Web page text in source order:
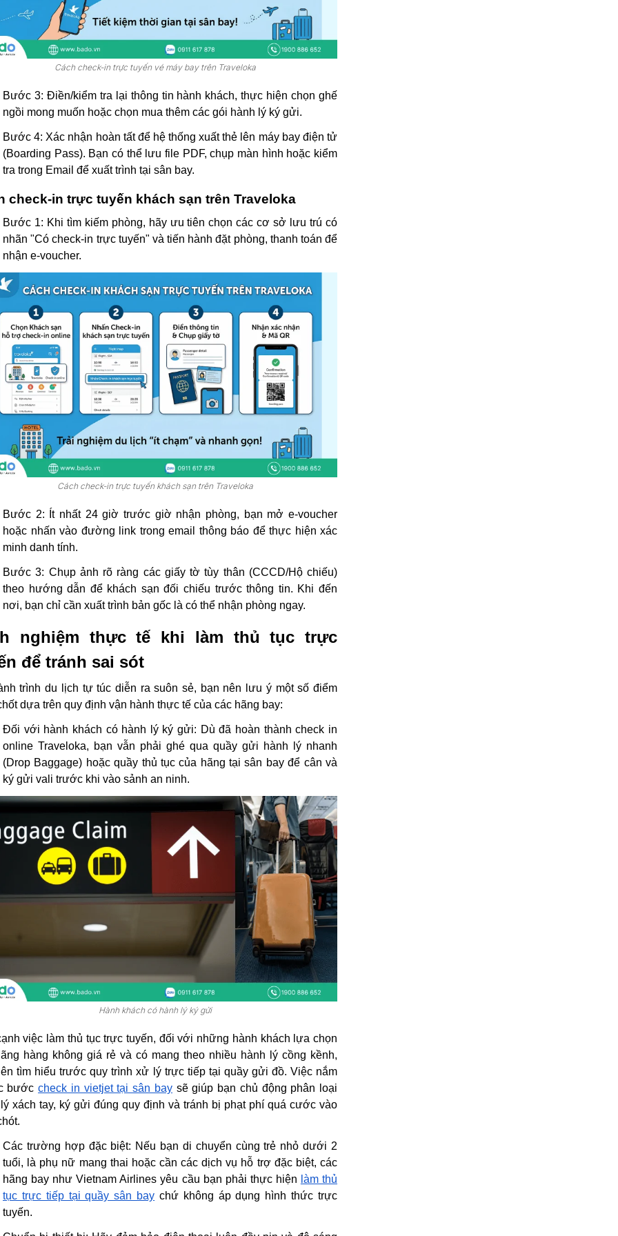
Cách check-in trực tuyến vé máy bay trên Traveloka
Bước 3: Điền/kiểm tra lại thông tin hành khách, thực hiện chọn ghế
ngồi mong muốn hoặc chọn mua thêm các gói hành lý ký gửi.
Bước 4: Xác nhận hoàn tất để hệ thống xuất thẻ lên máy bay điện tử
(Boarding Pass). Bạn có thể lưu file PDF, chụp màn hình hoặc kiểm
tra trong Email để xuất trình tại sân bay.
check-in trực tuyến khách sạn trên Traveloka
Bước 1: Khi tìm kiếm phòng, hãy ưu tiên chọn các cơ sở lưu trú có
nhãn"Có check-in trực tuyến" và tiến hành đặt phòng, thanh toán để
nhận e-voucher.
Cách check-in trực tuyến khách sạn trên Traveloka
Bước 2: Ít nhất 24 giờ trước giờ nhận phòng, bạn mở e-voucher
hoặc nhấn vào đường link trong email thông báo để thực hiện xác
minh danh tính.
Bước 3: Chụp ảnh rõ ràng các giấy tờ tùy thân (CCCD/Hộ chiếu)
theo hướng dẫn để khách sạn đối chiếu trước thông tin. Khi đến
nơi, bạn chỉ cần xuất trình bản gốc là có thể nhận phòng ngay.
nghiệm thực tế khi làm thủ tục trực
để tránh sai sót
trình du lịch tự túc diễn ra suôn sẻ, bạn nên lưu ý một số điểm
dựa trên quy định vận hành thực tế của các hãng bay:
Đối với hành khách có hành lý ký gửi: Dù đã hoàn thànhcheck in
online Traveloka, bạn vẫn phải ghé qua quầy gửi hành lý nhanh
(Drop Baggage) hoặc quầy thủ tục của hãng tại sân bay để cân và
ký gửi vali trước khi vào sảnh an ninh.
Hành khách có hành lý ký gửi
việc làm thủ tục trực tuyến, đối với những hành khách lựa chọn
hàng không giá rẻ và có mang theo nhiều hành lý cồng kềnh,
tìm hiểu trước quy trình xử lý trực tiếp tại quầy gửi đồ. Việc nắm
bướccheck in vietjet tại sân baysẽ giúp bạn chủ động phân loại
xách tay, ký gửi đúng quy định và tránh bị phạt phí quá cước vào
Các trường hợp đặc biệt: Nếu bạn di chuyển cùng trẻ nhỏ dưới 2
tuổi, là phụ nữ mang thai hoặc cần các dịch vụ hỗ trợ đặc biệt, các
hãng bay như Vietnam Airlines yêu cầu bạn phải thực hiện làm thủ
tục trực tiếp tại quầy sân bay chứ không áp dụng hình thức trực
tuyến.